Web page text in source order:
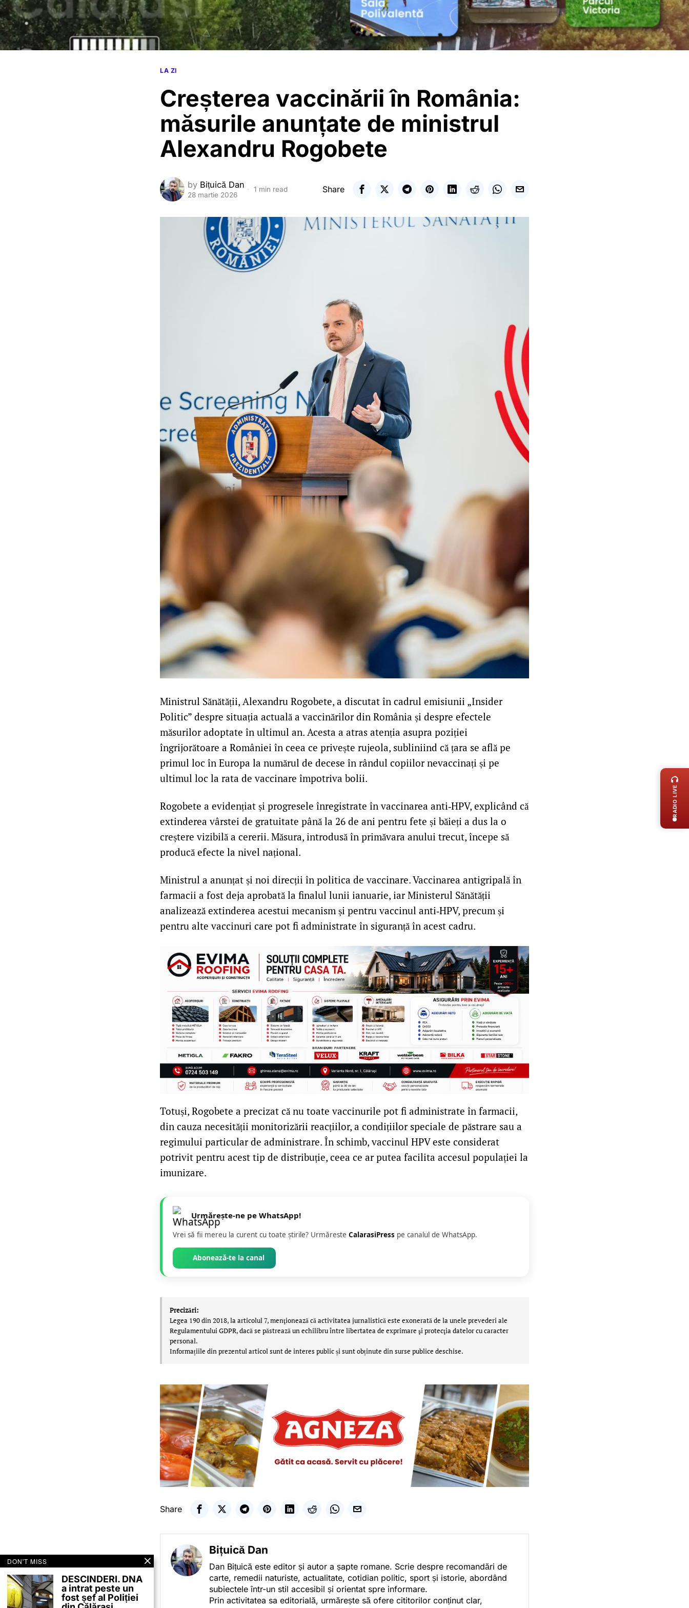
LA ZI
Creșterea vaccinării în România:
măsurile anunțate de ministrul
Alexandru Rogobete
by Bițuică Dan
28 martie 2026
1 min read Share
Ministrul Sănătății, Alexandru Rogobete, a discutat în cadrul emisiunii „Insider
Politic” despre situația actuală a vaccinărilor din România și despre efectele
măsurilor adoptate în ultimul an. Acesta a atras atenția asupra poziției
îngrijorătoare a României în ceea ce privește rujeola, subliniind că țara se află pe
primul loc în Europa la numărul de decese în rândul copiilor nevaccinați și pe
ultimul loc la rata de vaccinare împotriva bolii.
Rogobete a evidențiat și progresele înregistrate în vaccinarea anti‑HPV, explicând că
extinderea vârstei de gratuitate până la 26 de ani pentru fete și băieți a dus la o
creștere vizibilă a cererii. Măsura, introdusă în primăvara anului trecut, începe să
producă efecte la nivel național.
Ministrul a anunțat și noi direcții în politica de vaccinare. Vaccinarea antigripală în
farmacii a fost deja aprobată la finalul lunii ianuarie, iar Ministerul Sănătății
analizează extinderea acestui mecanism și pentru vaccinul anti‑HPV, precum și
pentru alte vaccinuri care pot fi administrate în siguranță în acest cadru.
Totuși, Rogobete a precizat că nu toate vaccinurile pot fi administrate în farmacii,
din cauza necesității monitorizării reacțiilor, a condițiilor speciale de păstrare sau a
regimului particular de administrare. În schimb, vaccinul HPV este considerat
potrivit pentru acest tip de distribuție, ceea ce ar putea facilita accesul populației la
imunizare.
Urmărește-ne pe WhatsApp!
Vrei să fii mereu la curent cu toate știrile? Urmăreste CalarasiPress pe canalul de WhatsApp.
Abonează-te la canal
Precizări:
Legea 190 din 2018, la articolul 7, menţionează că activitatea jurnalistică este exonerată de la unele prevederi ale
Regulamentului GDPR, dacă se păstrează un echilibru între libertatea de exprimare şi protecţia datelor cu caracter
personal.
Informațiile din prezentul articol sunt de interes public și sunt obținute din surse publice deschise.
Share
Bițuică Dan
Dan Bițuică este editor și autor a șapte romane. Scrie despre recomandări de
carte, remedii naturiste, actualitate, cotidian politic, sport și istorie, abordând
subiectele într-un stil accesibil și orientat spre informare.
Prin activitatea sa editorială, urmărește să ofere cititorilor conținut clar,
RADIO LIVE
DON'T MISS
DESCINDERI. DNA
a intrat peste un
fost șef al Poliției